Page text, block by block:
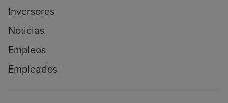
Inversores
Noticias
Empleos
Empleados